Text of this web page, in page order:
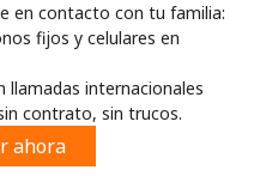
con
en contacto con tu familia:
fijos y celulares en
llamadas internacionales
contrato, sin trucos.
ahora